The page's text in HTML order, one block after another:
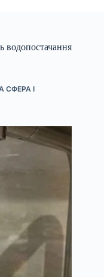
водопостачання
СФЕРА І